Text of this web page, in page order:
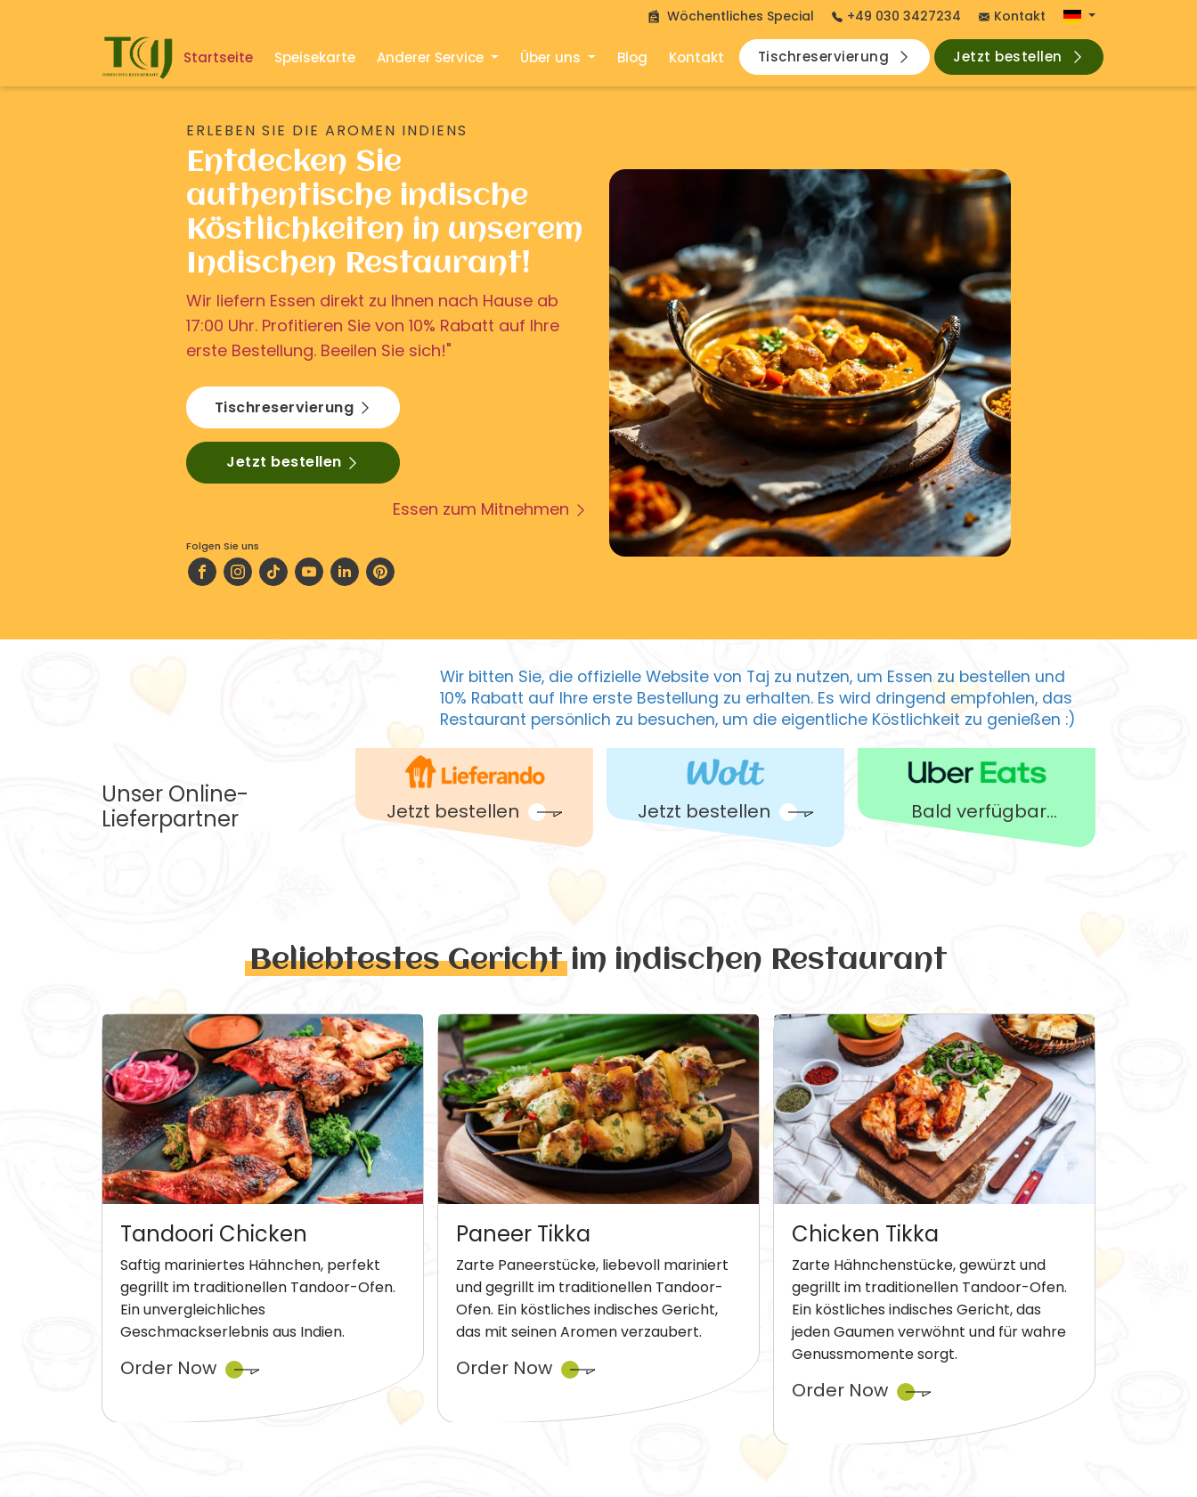
Wöchentliches Special +49 030 3427234 Kontakt
Startseite Speisekarte Anderer Service Über uns Blog Kontakt Tischreservierung Jetzt bestellen
ERLEBEN SIE DIE AROMEN INDIENS
Entdecken Sie
authentische indische
Köstlichkeiten in unserem
Indischen Restaurant!
Wir liefern Essen direkt zu Ihnen nach Hause ab
17:00 Uhr. Profitieren Sie von 10% Rabatt auf Ihre
erste Bestellung. Beeilen Sie sich!"
Tischreservierung
Jetzt bestellen
Essen zum Mitnehmen
Folgen Sie uns
Wir bitten Sie, die offizielle Website von Taj zu nutzen, um Essen zu bestellen und
10% Rabatt auf Ihre erste Bestellung zu erhalten. Es wird dringend empfohlen, das
Restaurant persönlich zu besuchen, um die eigentliche Köstlichkeit zu genießen :)
Unser Online-
Lieferpartner
Jetzt bestellen Jetzt bestellen Bald verfügbar...
Beliebtestes Gerichtim indischen Restaurant
Tandoori Chicken
Saftig mariniertes Hähnchen, perfekt
gegrillt im traditionellen Tandoor-Ofen.
Ein unvergleichliches
Geschmackserlebnis aus Indien.
Order Now
Paneer Tikka
Zarte Paneerstücke, liebevoll mariniert
und gegrillt im traditionellen Tandoor-
Ofen. Ein köstliches indisches Gericht,
das mit seinen Aromen verzaubert.
Order Now
Chicken Tikka
Zarte Hähnchenstücke, gewürzt und
gegrillt im traditionellen Tandoor-Ofen.
Ein köstliches indisches Gericht, das
jeden Gaumen verwöhnt und für wahre
Genussmomente sorgt.
Order Now